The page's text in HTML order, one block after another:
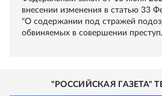
внесении изменения в статью 33
"О содержании под стражей
обвиняемых в совершении
"РОССИЙСКАЯ ГАЗЕТА"